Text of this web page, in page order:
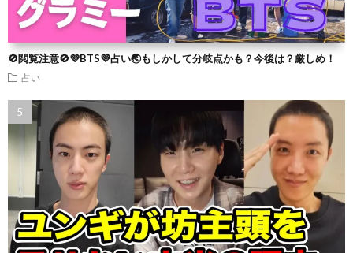
🚫閲覧注意🚫💜BTS💜占い🌏もしかして分岐点かも？今後は？厳しめ！
占い